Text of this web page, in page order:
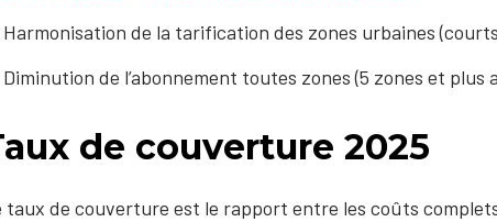
Harmonisation de la tarification des zones urbaines
Diminution de l’abonnement toutes zones (5 zones et plus
de couverture 2025
taux de couverture est le rapport entre les coûts